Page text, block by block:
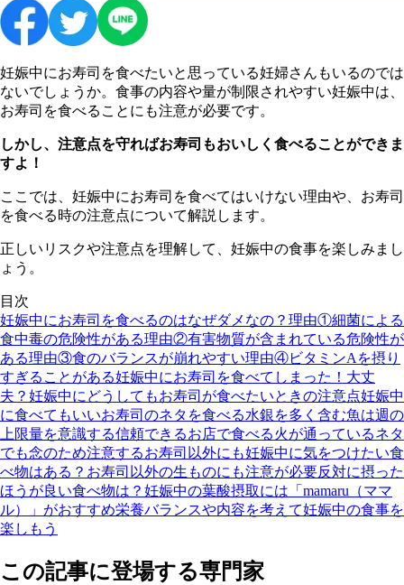
妊娠中にお寿司を食べたいと思っている妊婦さんもいるのでは
ないでしょうか。食事の内容や量が制限されやすい妊娠中は、
お寿司を食べることにも注意が必要です。
しかし、注意点を守ればお寿司もおいしく食べることができま
すよ！
ここでは、妊娠中にお寿司を食べてはいけない理由や、お寿司
を食べる時の注意点について解説します。
正しいリスクや注意点を理解して、妊娠中の食事を楽しみまし
ょう。
目次
妊娠中にお寿司を食べるのはなぜダメなの？ 理由①細菌による
食中毒の危険性がある理由②有害物質が含まれている危険性が
ある理由③食のバランスが崩れやすい理由④ビタミンAを摂り
すぎることがある妊娠中にお寿司を食べてしまった！大丈
夫？ 妊娠中にどうしてもお寿司が食べたいときの注意点妊娠中
に食べてもいいお寿司のネタを食べる水銀を多く含む魚は週の
上限量を意識する信頼できるお店で食べる火が通っているネタ
でも念のため注意するお寿司以外にも妊娠中に気をつけたい食
べ物はある？ お寿司以外の生ものにも注意が必要反対に摂った
ほうが良い食べ物は？ 妊娠中の葉酸摂取には「mamaru（ママ
ル）」がおすすめ栄養バランスや内容を考えて妊娠中の食事を
楽しもう
この記事に登場する専門家